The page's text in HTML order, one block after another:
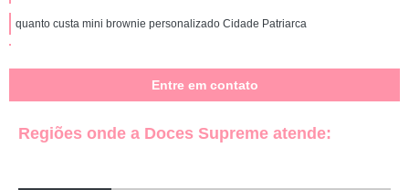
quanto custa mini brownie personalizado Cidade Patriarca
mini brownie personalizado para casamento preço Brasilândia
Entre em contato
Regiões onde a Doces Supreme atende: